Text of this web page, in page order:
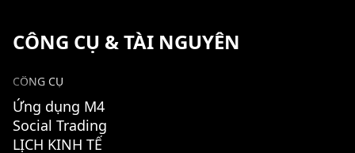
CÔNG CỤ & TÀI NGUYÊN
CÔNG CỤ
Ứng dụng M4
Social Trading
LỊCH KINH TẾ